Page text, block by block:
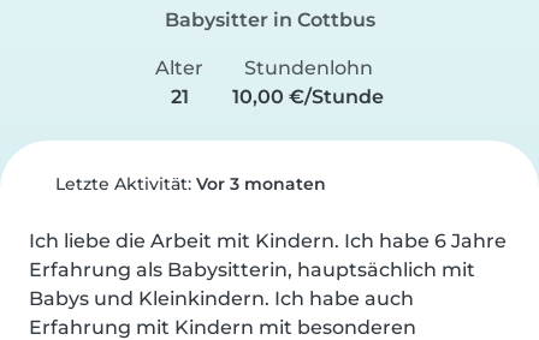
Babysitter in Cottbus
Alter
21
Stundenlohn
10,00 €/Stunde
Letzte Aktivität: Vor 3 monaten
Ich liebe die Arbeit mit Kindern. Ich habe 6 Jahre
Erfahrung als Babysitterin, hauptsächlich mit
Babys und Kleinkindern. Ich habe auch
Erfahrung mit Kindern mit besonderen